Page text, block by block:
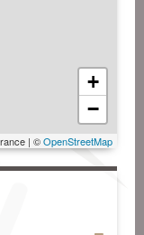
+
−
| ©OpenStreetMap